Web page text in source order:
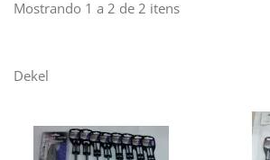
Mostrando 1 a 2 de 2 itens
Dekel